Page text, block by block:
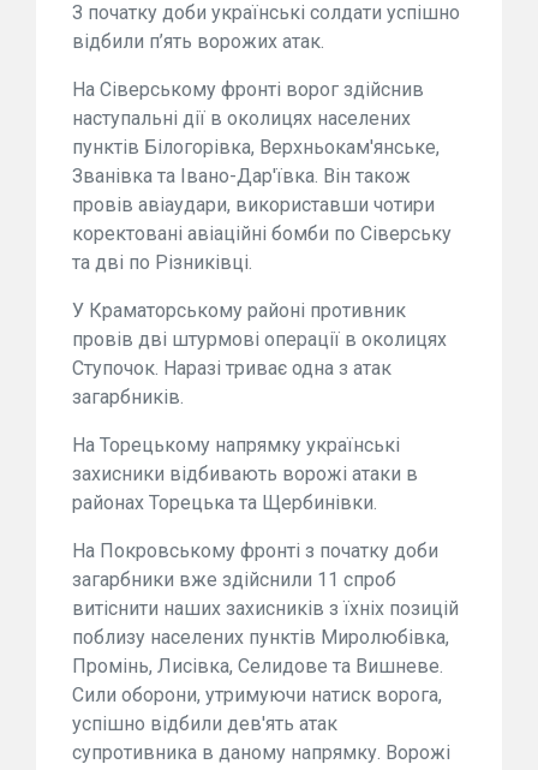
З початку доби українські солдати успішно
відбили п’ять ворожих атак.
На Сіверському фронті ворог здійснив
наступальні дії в околицях населених
пунктів Білогорівка, Верхньокам'янське,
Званівка та Івано-Дар'ївка. Він також
провів авіаудари, використавши чотири
коректовані авіаційні бомби по Сіверську
та дві по Різниківці.
У Краматорському районі противник
провів дві штурмові операції в околицях
Ступочок. Наразі триває одна з атак
загарбників.
На Торецькому напрямку українські
захисники відбивають ворожі атаки в
районах Торецька та Щербинівки.
На Покровському фронті з початку доби
загарбники вже здійснили 11 спроб
витіснити наших захисників з їхніх позицій
поблизу населених пунктів Миролюбівка,
Промінь, Лисівка, Селидове та Вишневе.
Сили оборони, утримуючи натиск ворога,
успішно відбили дев'ять атак
супротивника в даному напрямку. Ворожі